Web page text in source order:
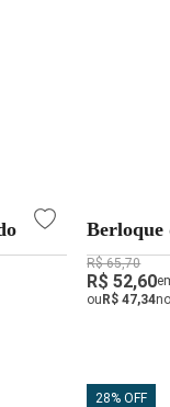
Berloque
R$ 65,70
R$ 52,60
ou R$ 47,34
28% OFF